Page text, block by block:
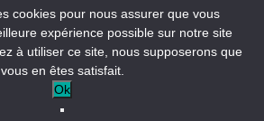
cookies pour nous assurer que vous
expérience possible sur notre site
à utiliser ce site, nous supposerons que
vous en êtes satisfait.
Ok